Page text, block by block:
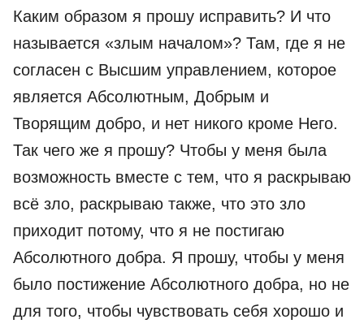
Каким образом я прошу исправить? И что
называется «злым началом»? Там, где я не
согласен с Высшим управлением, которое
является Абсолютным, Добрым и
Творящим добро, и нет никого кроме Него.
Так чего же я прошу? Чтобы у меня была
возможность вместе с тем, что я раскрываю
всё зло, раскрываю также, что это зло
приходит потому, что я не постигаю
Абсолютного добра. Я прошу, чтобы у меня
было постижение Абсолютного добра, но не
для того, чтобы чувствовать себя хорошо и